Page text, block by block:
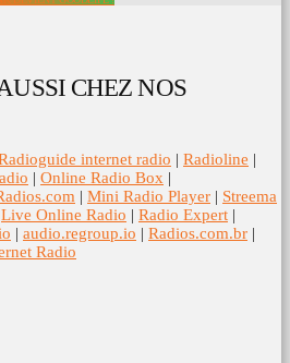
CHEZ NOS
internet radio | Radioline |
| Online Radio Box |
| Mini Radio Player | Streema
Live Online Radio | Radio Expert |
| audio.regroup.io | Radios.com.br |
Radio